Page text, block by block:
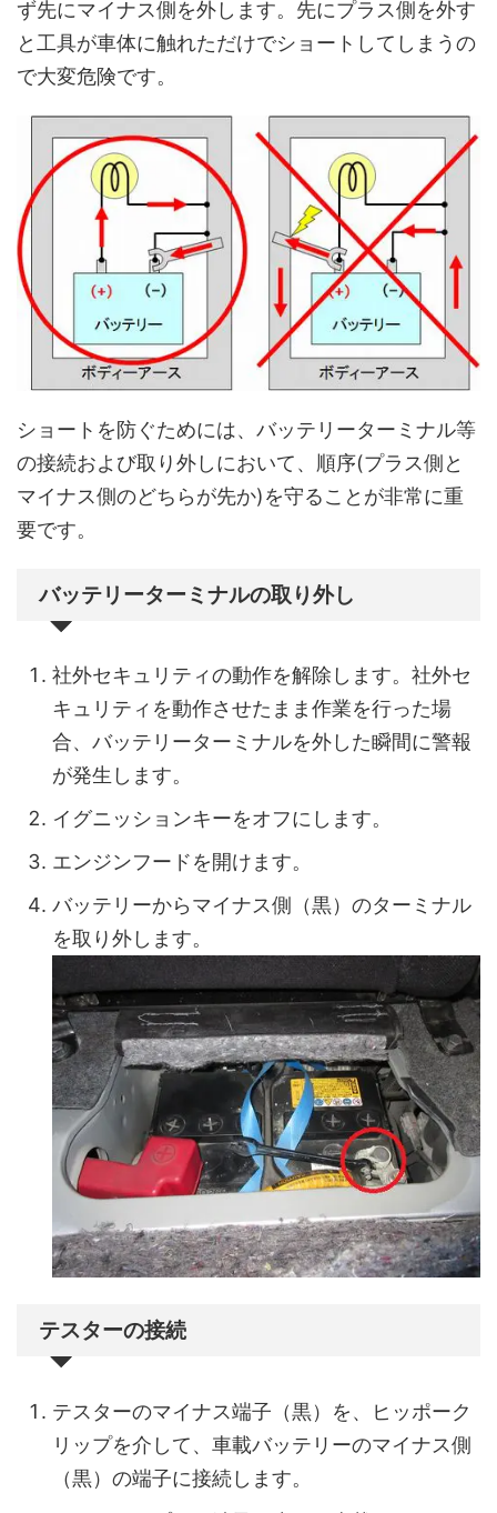
ず先にマイナス側を外します。先にプラス側を外す
と工具が車体に触れただけでショートしてしまうの
で大変危険です。
ショートを防ぐためには、バッテリーターミナル等
の接続および取り外しにおいて、順序(プラス側と
マイナス側のどちらが先か)を守ることが非常に重
要です。
バッテリーターミナルの取り外し
社外セキュリティの動作を解除します。社外セ
キュリティを動作させたまま作業を行った場
合、バッテリーターミナルを外した瞬間に警報
が発生します。
イグニッションキーをオフにします。
エンジンフードを開けます。
バッテリーからマイナス側（黒）のターミナル
を取り外します。
テスターの接続
テスターのマイナス端子（黒）を、ヒッポーク
リップを介して、車載バッテリーのマイナス側
（黒）の端子に接続します。